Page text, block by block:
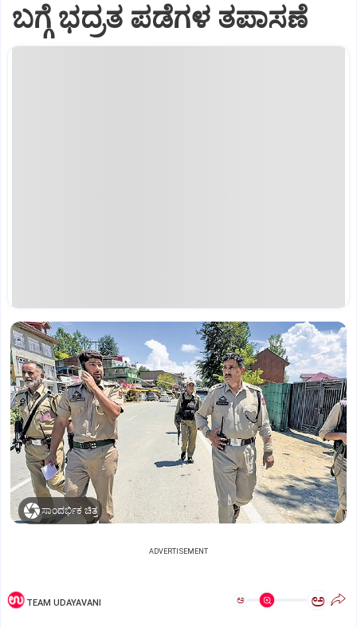
ಬಗ್ಗೆ ಭದ್ರತ ಪಡೆಗಳ ತಪಾಸಣೆ
ಸಾಂದರ್ಭಿಕ ಚಿತ್ರ
ADVERTISEMENT
TEAM UDAYAVANI ಅ ಅ